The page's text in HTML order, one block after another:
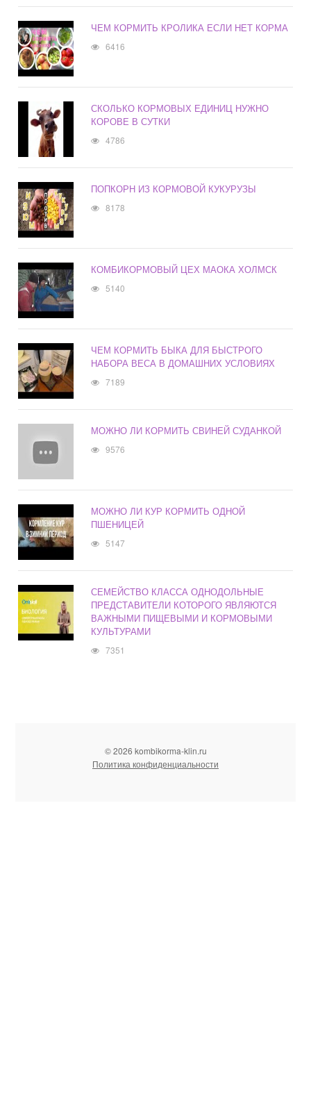
ЧЕМ КОРМИТЬ КРОЛИКА ЕСЛИ НЕТ КОРМА
6416
СКОЛЬКО КОРМОВЫХ ЕДИНИЦ НУЖНО
КОРОВЕ В СУТКИ
4786
ПОПКОРН ИЗ КОРМОВОЙ КУКУРУЗЫ
8178
КОМБИКОРМОВЫЙ ЦЕХ МАОКА ХОЛМСК
5140
ЧЕМ КОРМИТЬ БЫКА ДЛЯ БЫСТРОГО
НАБОРА ВЕСА В ДОМАШНИХ УСЛОВИЯХ
7189
МОЖНО ЛИ КОРМИТЬ СВИНЕЙ СУДАНКОЙ
9576
МОЖНО ЛИ КУР КОРМИТЬ ОДНОЙ
ПШЕНИЦЕЙ
5147
СЕМЕЙСТВО КЛАССА ОДНОДОЛЬНЫЕ
ПРЕДСТАВИТЕЛИ КОТОРОГО ЯВЛЯЮТСЯ
ВАЖНЫМИ ПИЩЕВЫМИ И КОРМОВЫМИ
КУЛЬТУРАМИ
7351
© 2026 kombikorma-klin.ru
Политика конфиденциальности